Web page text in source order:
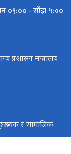
०९:०० - साँझ ५:००
प्रशासन मन्त्रालय
र सामाजिक